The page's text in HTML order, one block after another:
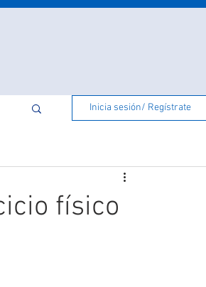
Inicia sesión/ Regístrate
físico